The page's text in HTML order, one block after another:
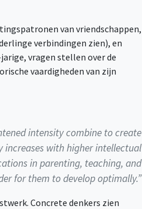
van vriendschappen,
verbindingen zien), en
vragen stellen over de
vaardigheden van zijn
intensity combine to create
increases with higher intellectual
in parenting, teaching, and
for them to develop optimally.”
Concrete denkers zien